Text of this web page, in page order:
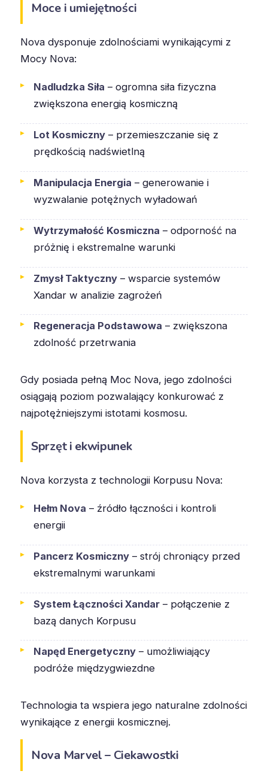
Moce i umiejętności
Nova dysponuje zdolnościami wynikającymi z
Mocy Nova:
Nadludzka Siła – ogromna siła fizyczna
zwiększona energią kosmiczną
Lot Kosmiczny – przemieszczanie się z
prędkością nadświetlną
Manipulacja Energia – generowanie i
wyzwalanie potężnych wyładowań
Wytrzymałość Kosmiczna – odporność na
próżnię i ekstremalne warunki
Zmysł Taktyczny – wsparcie systemów
Xandar w analizie zagrożeń
Regeneracja Podstawowa – zwiększona
zdolność przetrwania
Gdy posiada pełną Moc Nova, jego zdolności
osiągają poziom pozwalający konkurować z
najpotężniejszymi istotami kosmosu.
Sprzęt i ekwipunek
Nova korzysta z technologii Korpusu Nova:
Hełm Nova – źródło łączności i kontroli
energii
Pancerz Kosmiczny – strój chroniący przed
ekstremalnymi warunkami
System Łączności Xandar – połączenie z
bazą danych Korpusu
Napęd Energetyczny – umożliwiający
podróże międzygwiezdne
Technologia ta wspiera jego naturalne zdolności
wynikające z energii kosmicznej.
Nova Marvel – Ciekawostki